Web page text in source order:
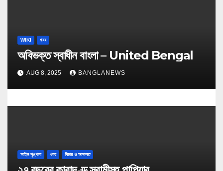
WIKI খবর
অবিভক্ত স্বাধীন বাংলা – United Bengal
AUG 8, 2025 BANGLANEWS
আইন শৃঙ্খলা খবর বিচার ও আদালত